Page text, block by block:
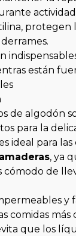
protegen
están
de algodón
para la
ideal para las
, ya
cómodo de
y
comidas más
que los